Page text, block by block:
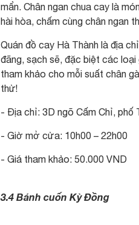
mẩn. Chân ngan chua cay là
hài hòa, chấm cùng chân ngan
Quán đồ cay Hà Thành là địa
đãng, sạch sẽ, đặc biệt các
tham khảo cho mỗi suất chân
thử!
- Địa chỉ: 3D ngõ Cấm Chỉ, phố
- Giờ mở cửa: 10h00 – 22h00
- Giá tham khảo: 50.000 VND
3.4 Bánh cuốn Kỳ Đồng